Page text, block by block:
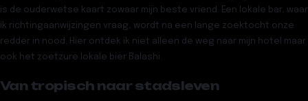
is de ouderwetse kaart zowaar mijn beste vriend. Een lokale bar, waar
ik richtingaanwijzingen vraag, wordt na een lange zoektocht onze
redder in nood. Hier ontdek ik niet alleen de weg naar mijn hotel maar
ook het zoetzure lokale bier Balashi.
Van tropisch naar stadsleven